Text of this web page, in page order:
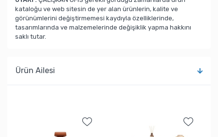
kataloğu ve web sitesin de yer alan ürünlerin, kalite ve
görünümlerini değiştirmemesi kaydıyla özelliklerinde,
tasarımlarında ve malzemelerinde değişiklik yapma hakkını
saklı tutar.
Ürün Ailesi